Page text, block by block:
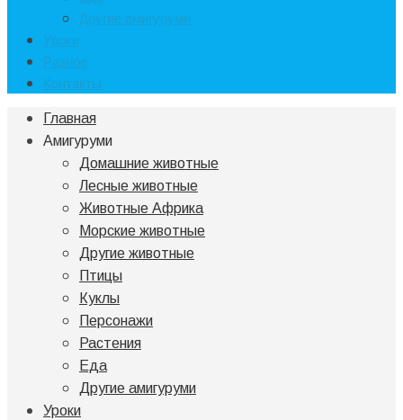
Другие амигуруми
Уроки
Разное
Контакты
Главная
Амигуруми
Домашние животные
Лесные животные
Животные Африка
Морские животные
Другие животные
Птицы
Куклы
Персонажи
Растения
Еда
Другие амигуруми
Уроки